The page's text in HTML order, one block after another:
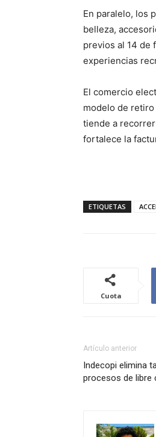
En paralelo, los
belleza,
previos al 14 de
experiencias
El comercio
modelo de
tiende a
fortalece la
ETIQUETAS
Cuota
Artículo anterior
Indecopi elimina
procesos de libre